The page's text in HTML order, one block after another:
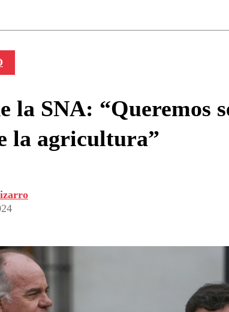
la SNA: “Queremos
la agricultura”